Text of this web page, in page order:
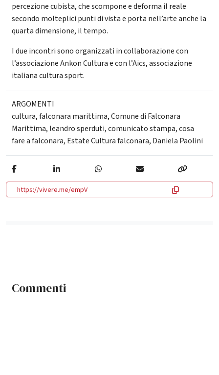
percezione cubista, che scompone e deforma il reale
secondo molteplici punti di vista e porta nell’arte anche la
quarta dimensione, il tempo.
I due incontri sono organizzati in collaborazione con
l’associazione Ankon Cultura e con l’Aics, associazione
italiana cultura sport.
ARGOMENTI
cultura,falconara marittima,Comune di Falconara
Marittima, leandro sperduti,comunicato stampa,cosa
fare a falconara, Estate Cultura falconara, Daniela Paolini
https://vivere.me/empV
Commenti